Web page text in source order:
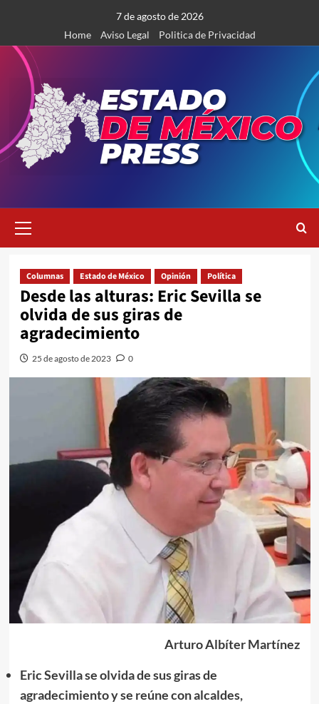
contenido
7 de agosto de 2026
Home
Aviso Legal Politica de Privacidad
primario
Columnas Estado de México Opinión Política
Desde las alturas: Eric Sevilla se
olvida de sus giras de
agradecimiento
25 de agosto de 2023 0
Arturo Albíter Martínez
Eric Sevilla se olvida de sus giras de
agradecimiento y se reúne con alcaldes,